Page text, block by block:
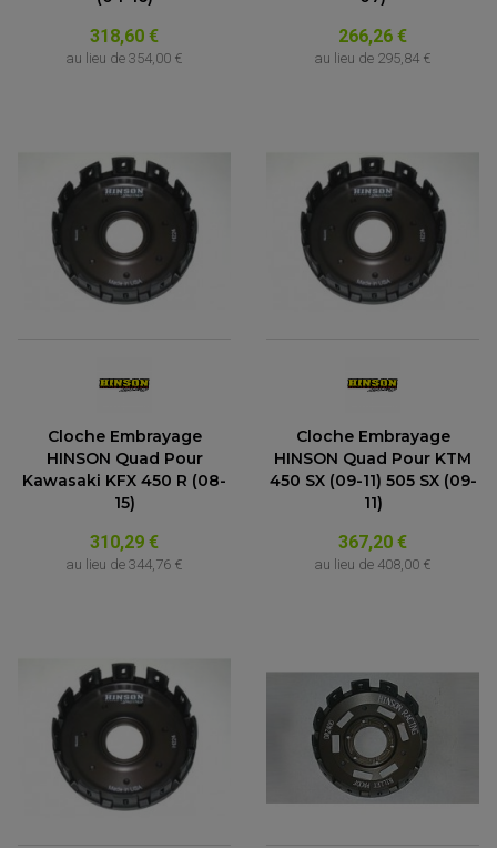
318,60 €
au lieu de 354,00 €
266,26 €
au lieu de 295,84 €
Cloche Embrayage
HINSON Quad Pour
Kawasaki KFX 450 R (08-
15)
310,29 €
au lieu de 344,76 €
Cloche Embrayage
HINSON Quad Pour KTM
450 SX (09-11) 505 SX (09-
11)
367,20 €
au lieu de 408,00 €